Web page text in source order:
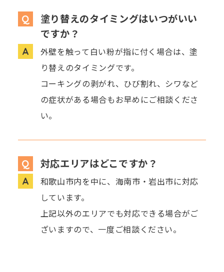
塗り替えのタイミングはいつがいい
ですか？
外壁を触って白い粉が指に付く場合は、塗
り替えのタイミングです。
コーキングの剥がれ、ひび割れ、シワなど
の症状がある場合もお早めにご相談くださ
い。
対応エリアはどこですか？
和歌山市内を中に、海南市・岩出市に対応
しています。
上記以外のエリアでも対応できる場合がご
ざいますので、一度ご相談ください。